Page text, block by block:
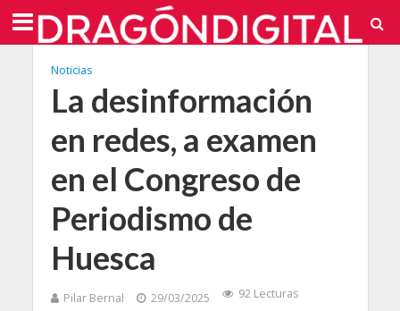
Noticias
La desinformación
en redes, a examen
en el Congreso de
Periodismo de
Huesca
Pilar Bernal 29/03/2025
92 Lecturas